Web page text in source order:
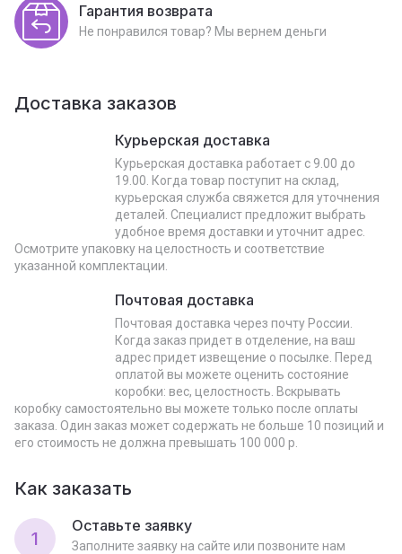
Гарантия возврата
Не понравился товар? Мы вернем деньги
Доставка заказов
Курьерская доставка
Курьерская доставка работает с 9.00 до
19.00. Когда товар поступит на склад,
курьерская служба свяжется для уточнения
деталей. Специалист предложит выбрать
удобное время доставки и уточнит адрес.
Осмотрите упаковку на целостность и соответствие
указанной комплектации.
Почтовая доставка
Почтовая доставка через почту России.
Когда заказ придет в отделение, на ваш
адрес придет извещение о посылке. Перед
оплатой вы можете оценить состояние
коробки: вес, целостность. Вскрывать
коробку самостоятельно вы можете только после оплаты
заказа. Один заказ может содержать не больше 10 позиций и
его стоимость не должна превышать 100 000 р.
Как заказать
1
Оставьте заявку
Заполните заявку на сайте или позвоните нам